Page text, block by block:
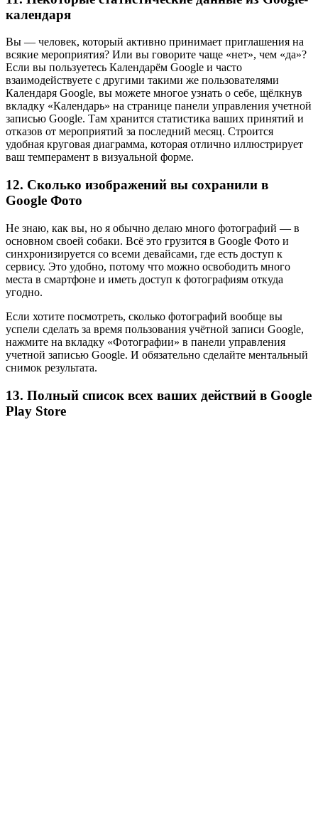
календаря
Вы — человек, который активно принимает приглашения на
всякие мероприятия? Или вы говорите чаще «нет», чем «да»?
Если вы пользуетесь Календарём Google и часто
взаимодействуете с другими такими же пользователями
Календаря Google, вы можете многое узнать о себе, щёлкнув
вкладку «Календарь» на странице панели управления учетной
записью Google. Там хранится статистика ваших принятий и
отказов от мероприятий за последний месяц. Строится
удобная круговая диаграмма, которая отлично иллюстрирует
ваш темперамент в визуальной форме.
12. Сколько изображений вы сохранили в
Google Фото
Не знаю, как вы, но я обычно делаю много фотографий — в
основном своей собаки. Всё это грузится в Google Фото и
синхронизируется со всеми девайсами, где есть доступ к
сервису. Это удобно, потому что можно освободить много
места в смартфоне и иметь доступ к фотографиям откуда
угодно.
Если хотите посмотреть, сколько фотографий вообще вы
успели сделать за время пользования учётной записи Google,
нажмите на вкладку «Фотографии» в панели управления
учетной записью Google. И обязательно сделайте ментальный
снимок результата.
13. Полный список всех ваших действий в Google
Play Store